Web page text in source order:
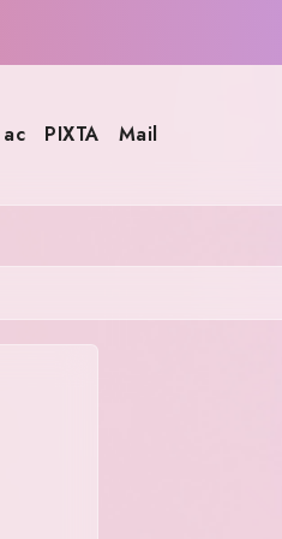
PIXTA Mail